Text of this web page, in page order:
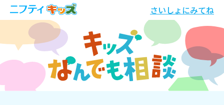
さいしょにみてね